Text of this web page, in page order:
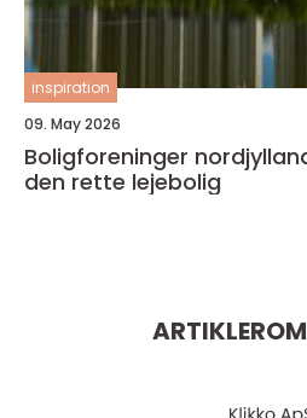
inspiration
09. May 2026
Boligforeninger nordjylland sådan finder
den rette lejebolig